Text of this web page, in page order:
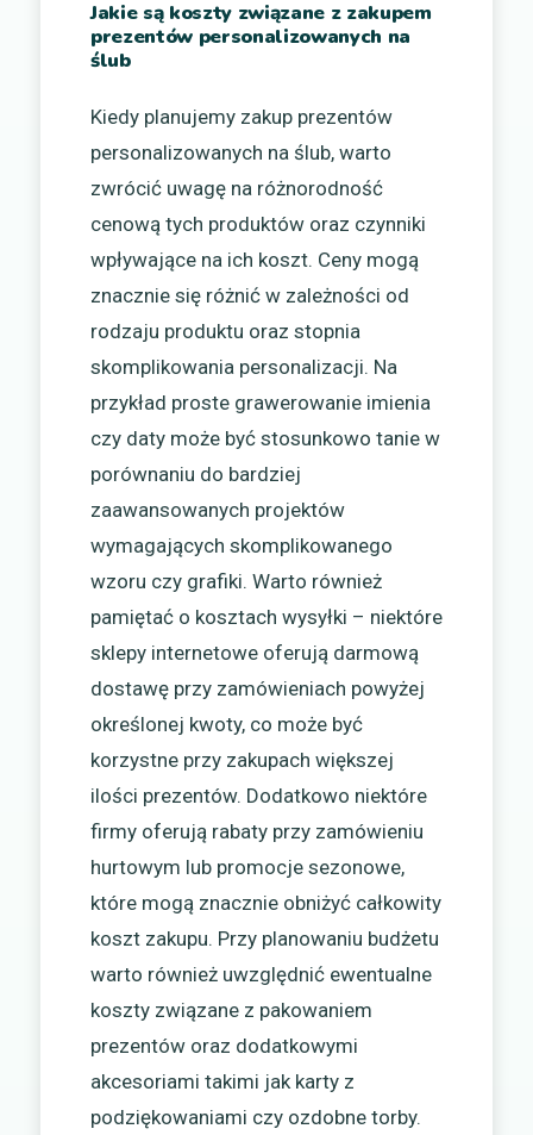
Jakie są koszty związane z zakupem
prezentów personalizowanych na
ślub
Kiedy planujemy zakup prezentów
personalizowanych na ślub, warto
zwrócić uwagę na różnorodność
cenową tych produktów oraz czynniki
wpływające na ich koszt. Ceny mogą
znacznie się różnić w zależności od
rodzaju produktu oraz stopnia
skomplikowania personalizacji. Na
przykład proste grawerowanie imienia
czy daty może być stosunkowo tanie w
porównaniu do bardziej
zaawansowanych projektów
wymagających skomplikowanego
wzoru czy grafiki. Warto również
pamiętać o kosztach wysyłki – niektóre
sklepy internetowe oferują darmową
dostawę przy zamówieniach powyżej
określonej kwoty, co może być
korzystne przy zakupach większej
ilości prezentów. Dodatkowo niektóre
firmy oferują rabaty przy zamówieniu
hurtowym lub promocje sezonowe,
które mogą znacznie obniżyć całkowity
koszt zakupu. Przy planowaniu budżetu
warto również uwzględnić ewentualne
koszty związane z pakowaniem
prezentów oraz dodatkowymi
akcesoriami takimi jak karty z
podziękowaniami czy ozdobne torby.